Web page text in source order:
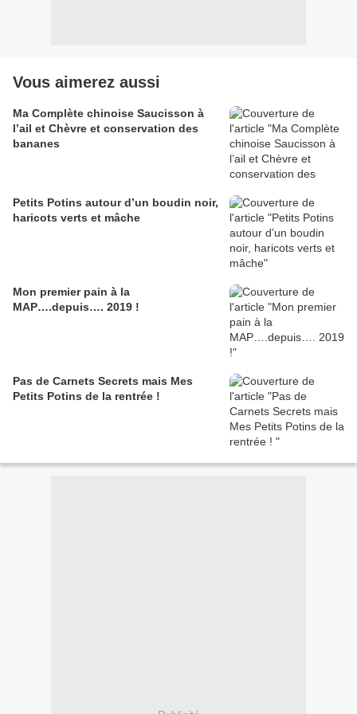
Vous aimerez aussi
Ma Complète chinoise Saucisson à
l’ail et Chèvre et conservation des
bananes
Petits Potins autour d’un boudin noir,
haricots verts et mâche
Mon premier pain à la
MAP….depuis…. 2019 !
Pas de Carnets Secrets mais Mes
Petits Potins de la rentrée !